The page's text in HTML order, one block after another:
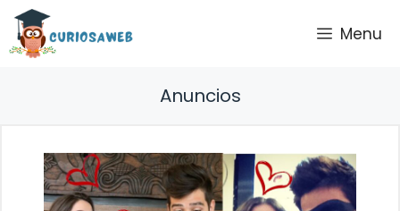
Saltar
contenido
Menu
Anuncios